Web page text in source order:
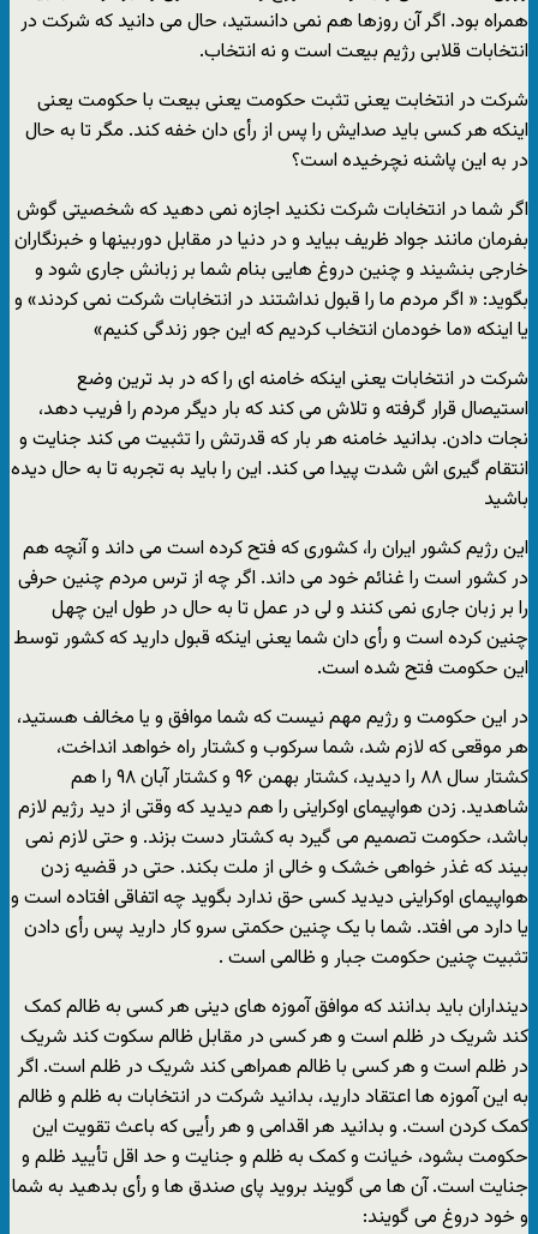
همراه بود. اگر آن روزها هم نمی دانستید، حال می دانید که شرکت در
انتخابات قلابی رژیم بیعت است و نه انتخاب.
شرکت در انتخابت یعنی تثبت حکومت یعنی بیعت با حکومت یعنی
اینکه هر کسی باید صدایش را پس از رأی دان خفه کند. مگر تا به حال
در به این پاشنه نچرخیده است؟
اگر شما در انتخابات شرکت نکنید اجازه نمی دهید که شخصیتی گوش
بفرمان مانند جواد ظریف بیاید و در دنیا در مقابل دوربینها و خبرنگاران
خارجی بنشیند و چنین دروغ هایی بنام شما بر زبانش جاری شود و
بگوید: « اگر مردم ما را قبول نداشتند در انتخابات شرکت نمی کردند» و
یا اینکه «ما خودمان انتخاب کردیم که این جور زندگی کنیم»
شرکت در انتخابات یعنی اینکه خامنه ای را که در بد ترین وضع
استیصال قرار گرفته و تلاش می کند که بار دیگر مردم را فریب دهد،
نجات دادن. بدانید خامنه هر بار که قدرتش را تثبیت می کند جنایت و
انتقام گیری اش شدت پیدا می کند. این را باید به تجربه تا به حال دیده
باشید
این رژیم کشور ایران را، کشوری که فتح کرده است می داند و آنچه هم
در کشور است را غنائم خود می داند. اگر چه از ترس مردم چنین حرفی
را بر زبان جاری نمی کنند و لی در عمل تا به حال در طول این چهل
چنین کرده است و رأی دان شما یعنی اینکه قبول دارید که کشور توسط
این حکومت فتح شده است.
در این حکومت و رژیم مهم نیست که شما موافق و یا مخالف هستید،
هر موقعی که لازم شد، شما سرکوب و کشتار راه خواهد انداخت،
کشتار سال ۸۸ را دیدید، کشتار بهمن ۹۶ و کشتار آبان ۹۸ را هم
شاهدید. زدن هواپیمای اوکراینی را هم دیدید که وقتی از دید رژیم لازم
باشد، حکومت تصمیم می گیرد به کشتار دست بزند. و حتی لازم نمی
بیند که غذر خواهی خشک و خالی از ملت بکند. حتی در قضیه زدن
هواپیمای اوکراینی دیدید کسی حق ندارد بگوید چه اتفاقی افتاده است و
یا دارد می افتد. شما با یک چنین حکمتی سرو کار دارید پس رأی دادن
تثبیت چنین حکومت جبار و ظالمی است .
دینداران باید بدانند که موافق آموزه های دینی هر کسی به ظالم کمک
کند شریک در ظلم است و هر کسی در مقابل ظالم سکوت کند شریک
در ظلم است و هر کسی با ظالم همراهی کند شریک در ظلم است. اگر
به این آموزه ها اعتقاد دارید، بدانید شرکت در انتخابات به ظلم و ظالم
کمک کردن است. و بدانید هر اقدامی و هر رأیی که باعث تقویت این
حکومت بشود، خیانت و کمک به ظلم و جنایت و حد اقل تأیید ظلم و
جنایت است. آن ها می گویند بروید پای صندق ها و رأی بدهید به شما
و خود دروغ می گویند: